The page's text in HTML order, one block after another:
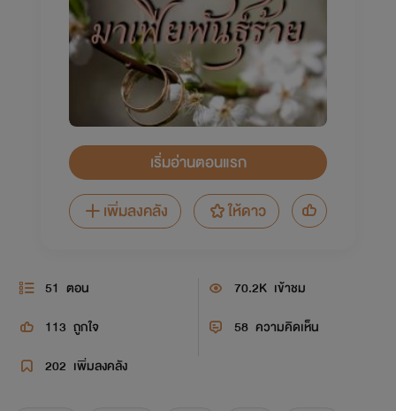
เริ่มอ่านตอนแรก
เพิ่มลงคลัง
ให้ดาว
51 ตอน 70.2K เข้าชม
113 ถูกใจ 58 ความคิดเห็น
202 เพิ่มลงคลัง